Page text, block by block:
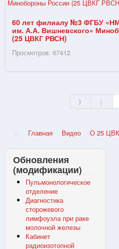
60 лет филиалу №3 ФГБУ
им. А.А. Вишневского»
(25 ЦВКГ РВСН)
Просмотров: 67412
Главная Видео О 25
Обновления
(модификации)
Пульмонологическое
отделение
Диагностика
сторожевого
лимфоузла при раке
молочной железы
Кабинет
радиоизотопной